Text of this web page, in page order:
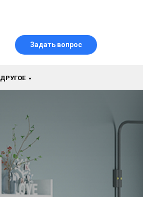
Задать вопрос
ДРУГОЕ